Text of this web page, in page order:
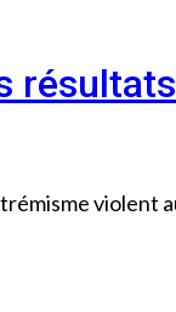
violent